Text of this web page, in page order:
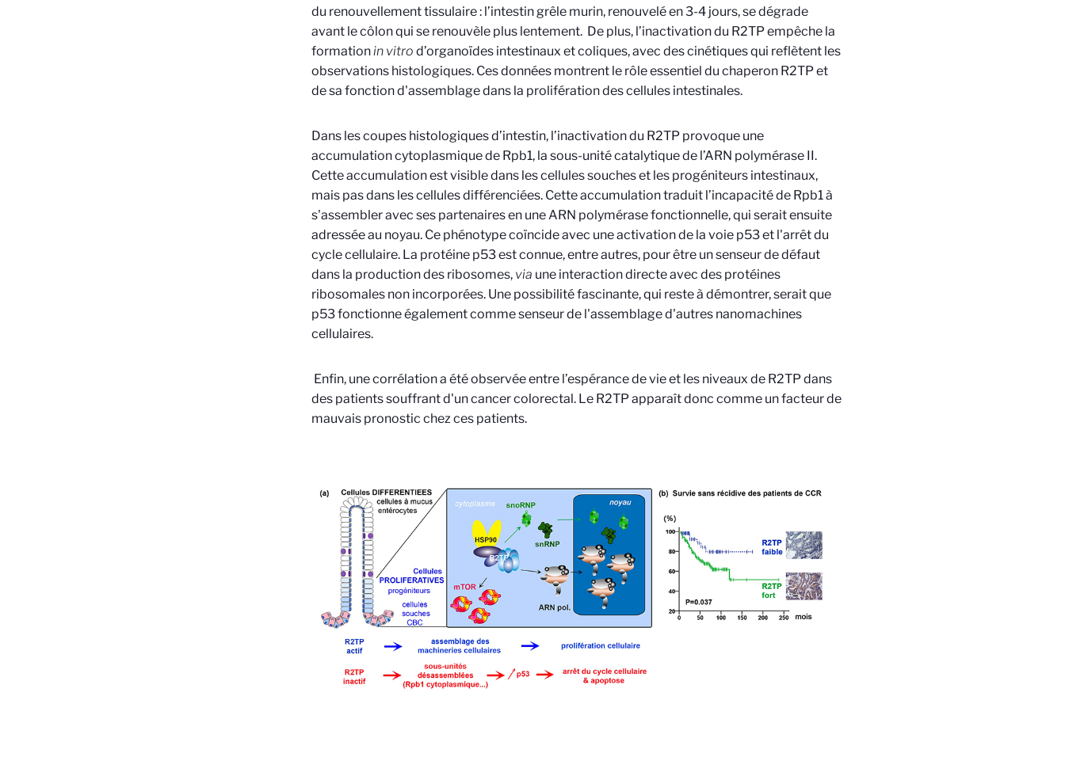
du renouvellement tissulaire : l’intestin grêle murin, renouvelé en 3-4 jours, se dégrade
avant le côlon qui se renouvèle plus lentement. De plus, l’inactivation du R2TP empêche la
formationin vitro d’organoïdes intestinaux et coliques, avec des cinétiques qui reflètent les
observations histologiques. Ces données montrent le rôle essentiel du chaperon R2TP et
de sa fonction d'assemblage dans la prolifération des cellules intestinales.
Dans les coupes histologiques d’intestin, l’inactivation du R2TP provoque une
accumulation cytoplasmique de Rpb1, la sous-unité catalytique de l’ARN polymérase II.
Cette accumulation est visible dans les cellules souches et les progéniteurs intestinaux,
mais pas dans les cellules différenciées. Cette accumulation traduit l’incapacité de Rpb1 à
s'assembler avec ses partenaires en une ARN polymérase fonctionnelle, qui serait ensuite
adressée au noyau. Ce phénotype coïncide avec une activation de la voie p53 et l'arrêt du
cycle cellulaire. La protéine p53 est connue, entre autres, pour être un senseur de défaut
dans la production des ribosomes, via une interaction directe avec des protéines
ribosomales non incorporées. Une possibilité fascinante, qui reste à démontrer, serait que
p53 fonctionne également comme senseur de l'assemblage d'autres nanomachines
cellulaires.
Enfin, une corrélation a été observée entre l’espérance de vie et les niveaux de R2TP dans
des patients souffrant d'un cancer colorectal. Le R2TP apparaît donc comme un facteur de
mauvais pronostic chez ces patients.